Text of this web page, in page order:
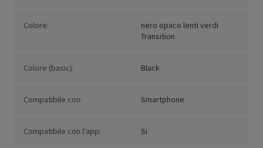
Colore:
nero opaco lenti verdi
Transition
Colore (basic): Black
Compatibile con: Smartphone
Compatibile con l'app: Si